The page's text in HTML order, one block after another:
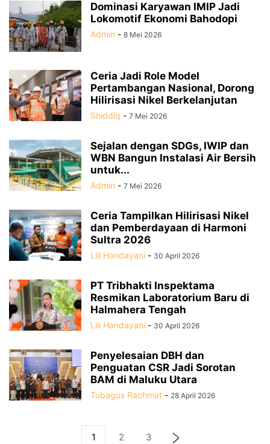
Dominasi Karyawan IMIP Jadi
Lokomotif Ekonomi Bahodopi
Admin - 8 Mei 2026
Ceria Jadi Role Model
Pertambangan Nasional, Dorong
Hilirisasi Nikel Berkelanjutan
Shiddiq - 7 Mei 2026
Sejalan dengan SDGs, IWIP dan
WBN Bangun Instalasi Air Bersih
untuk...
Admin - 7 Mei 2026
Ceria Tampilkan Hilirisasi Nikel
dan Pemberdayaan di Harmoni
Sultra 2026
Lili Handayani - 30 April 2026
PT Tribhakti Inspektama
Resmikan Laboratorium Baru di
Halmahera Tengah
Lili Handayani - 30 April 2026
Penyelesaian DBH dan
Penguatan CSR Jadi Sorotan
BAM di Maluku Utara
Tubagus Rachmat - 28 April 2026
1 2 3